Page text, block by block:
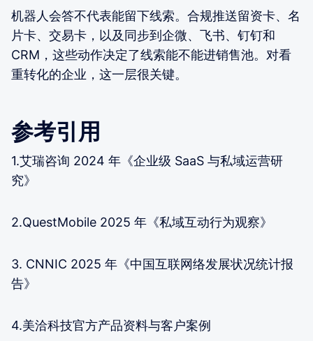
机器人会答不代表能留下线索。合规推送留资卡、名
片卡、交易卡，以及同步到企微、飞书、钉钉和
CRM，这些动作决定了线索能不能进销售池。对看
重转化的企业，这一层很关键。
参考引用
1.艾瑞咨询 2024 年《企业级 SaaS 与私域运营研
究》
2.QuestMobile 2025 年《私域互动行为观察》
3. CNNIC 2025 年《中国互联网络发展状况统计报
告》
4.美洽科技官方产品资料与客户案例